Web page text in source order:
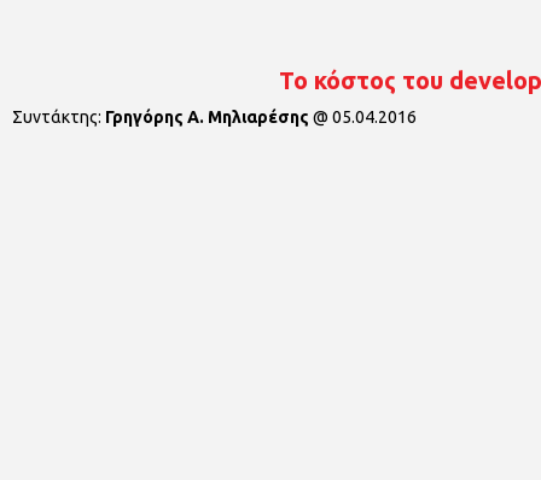
Το κόστος του
Συντάκτης: Γρηγόρης Α. Μηλιαρέσης @ 05.04.2016